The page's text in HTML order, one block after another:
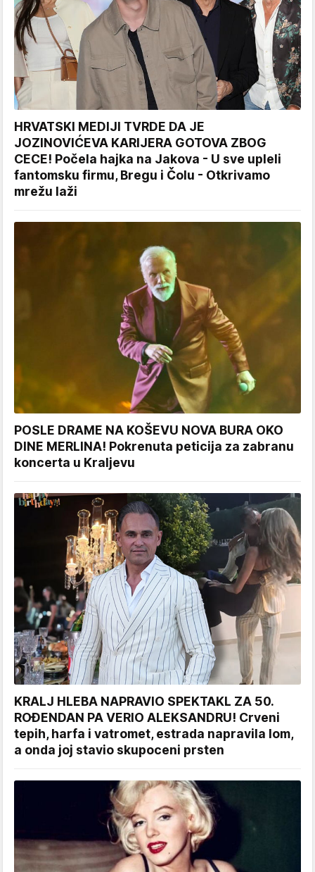
HRVATSKI MEDIJI TVRDE DA JE
JOZINOVIĆEVA KARIJERA GOTOVA ZBOG
CECE! Počela hajka na Jakova - U sve upleli
fantomsku firmu, Bregu i Čolu - Otkrivamo
mrežu laži
POSLE DRAME NA KOŠEVU NOVA BURA OKO
DINE MERLINA! Pokrenuta peticija za zabranu
koncerta u Kraljevu
KRALJ HLEBA NAPRAVIO SPEKTAKL ZA 50.
ROĐENDAN PA VERIO ALEKSANDRU! Crveni
tepih, harfa i vatromet, estrada napravila lom,
a onda joj stavio skupoceni prsten